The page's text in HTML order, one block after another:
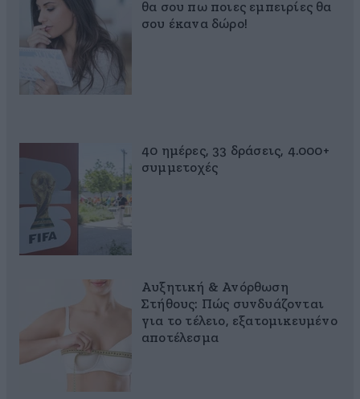
θα σου πω ποιες εμπειρίες θα
σου έκανα δώρο!
40 ημέρες, 33 δράσεις, 4.000+
συμμετοχές
Αυξητική & Ανόρθωση
Στήθους: Πώς συνδυάζονται
για το τέλειο, εξατομικευμένο
αποτέλεσμα